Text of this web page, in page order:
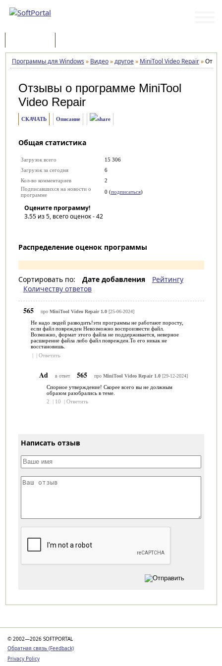
Программы для Windows » Видео»другое» MiniTool Video Repair»
Отзывы о программе MiniTool
Video Repair
СКАЧАТЬ Описание
Общая статистика
Загрузок всего
15 306
Загрузок за сегодня
6
Кол-во комментариев
2
Подписавшихся на новости о
программе
0 (подписаться)
Оцените программу!
3.55из 5, всего оценок -42
Распределение оценок программы
Сортировать по: Дате добавления
Рейтингу
Количеству ответов
565 про MiniTool Video Repair 1.0[25-06-2024]
Не надо людей разводить!эти программы не работают поросту,
если файл поврежден Невозможно воспроизвести файл.
Возможно, формат этого файла не поддерживается, неверное
расширение файла либо файл поврежден.То его никак не
восстановишь.
| | Ответить
Ad в ответ 565 про MiniTool Video Repair 1.0[29-12-2024]
Спорное утверждение! Скорее всего вы не должным
образом разобрались в теме.
2
| 10 | Ответить
Написать отзыв
© 2002—2026 SOFTPORTAL
Обратная связь (Feedback)
Privacy Policy